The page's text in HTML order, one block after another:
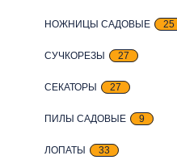
НОЖНИЦЫ САДОВЫЕ 25
СУЧКОРЕЗЫ 27
СЕКАТОРЫ 27
ПИЛЫ САДОВЫЕ 9
ЛОПАТЫ 33